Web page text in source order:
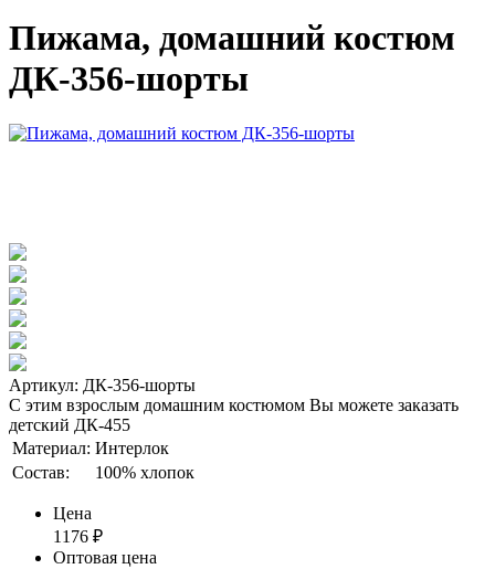
Пижама, домашний костюм
ДК-356-шорты
Артикул: ДК-356-шорты
С этим взрослым домашним костюмом Вы можете заказать
детский ДК-455
Материал: Интерлок
Состав:
100% хлопок
Цена
1176 ₽
Оптовая цена